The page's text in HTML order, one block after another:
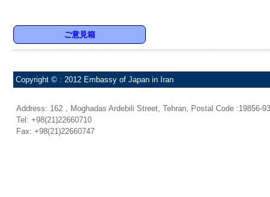
ご意見箱
Copyright © : 2012 Embassy of Japan in Iran
Address: 162，Moghadas Ardebili Street, Tehran, Postal Code :19856-
Tel: +98(21)22660710
Fax: +98(21)22660747